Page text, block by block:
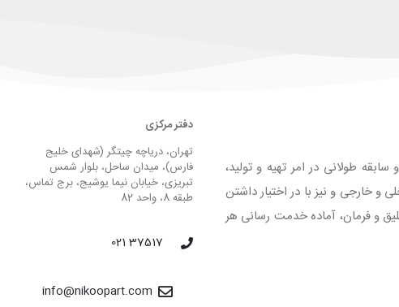
طولانی در امر تهیه و تولید،
خارجی و نیز با در اختیار داشتن
و تعلیق و فرمان، آماده خدمت رسانی هر
دفتر مرکزی
تهران، دریاچه چیتگر (شهدای خلیج
فارس)، میدان ساحل، بلوار شمس
تبریزی، خیابان نیما یوشیج، برج تماس،
طبقه 8، واحد 82
37517 021
info@nikoopart.com